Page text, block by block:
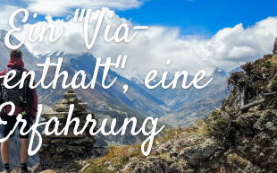
Ein "Via-
eine